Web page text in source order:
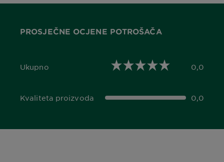
PROSJEČNE OCJENE POTROŠAČA
Ukupno
0,0 out of 5 stars 0,0
Kvaliteta proizvoda
0,0 out of 5 stars 0,0